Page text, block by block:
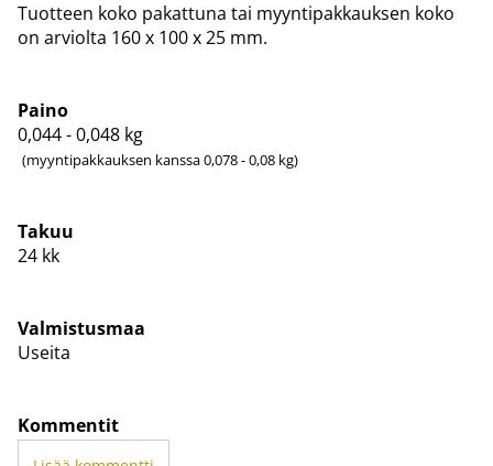
Tuotteen koko pakattuna tai myyntipakkauksen koko
on arviolta 160 x 100 x 25 mm.
Paino
0,044 - 0,048 kg
(myyntipakkauksen kanssa 0,078 - 0,08 kg)
Takuu
24 kk
Valmistusmaa
Useita
Kommentit